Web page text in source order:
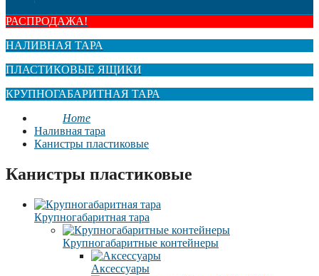
РАСПРОДАЖА!
НАЛИВНАЯ ТАРА
ПЛАСТИКОВЫЕ ЯЩИКИ
КРУПНОГАБАРИТНАЯ ТАРА
Home
Наливная тара
Канистры пластиковые
Канистры пластиковые
Крупногабаритная тара
Крупногабаритные контейнеры
Аксессуары